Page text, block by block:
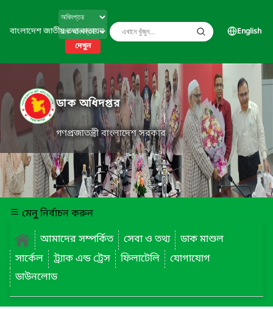
বাংলাদেশ জাতীয় তথ্য বাতায়ন
দেখুন
English
ডাক অধিদপ্তর
গণপ্রজাতন্ত্রী বাংলাদেশ সরকার
মেনু নির্বাচন করুন
আমাদের সম্পর্কিত
সেবা ও তথ্য
ডাক মাশুল
সার্কেল
ট্র্যাক এন্ড ট্রেস ফিলাটেলি
যোগাযোগ
ডাউনলোড